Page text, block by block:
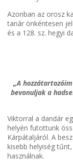
Azonban az orosz
tanár önkéntesen
és a 128. sz. hegyi
„A
bevonuljak a
Viktorral a dandár
helyén futottunk
Kárpátaljáról. A
kisebb helyiség
használnak.